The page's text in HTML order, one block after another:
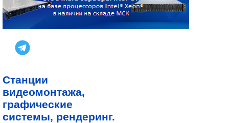
Станции
видеомонтажа,
графические
системы, рендеринг.